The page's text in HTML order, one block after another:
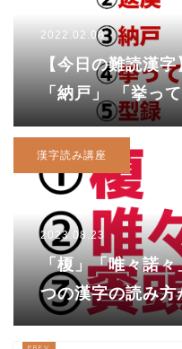
2022.02.08
【今日の難読漢
「納戸」 「挙っ
めますか？
漢字読み講座
2023.08.23
「榎」「唯々諾
つの漢字の読み方